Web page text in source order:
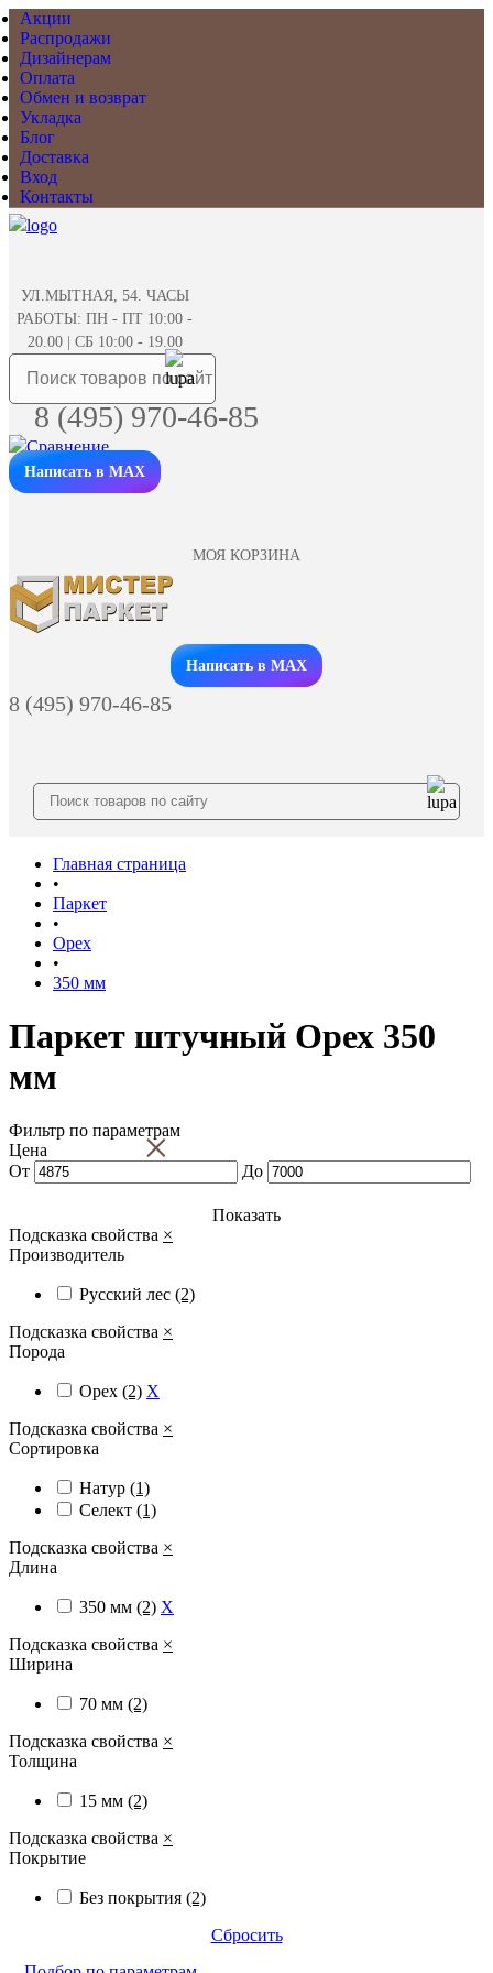
Акции
Распродажи
Дизайнерам
Оплата
Обмен и возврат
Укладка
Блог
Доставка
Вход
Контакты
УЛ.МЫТНАЯ, 54. ЧАСЫ
РАБОТЫ: ПН - ПТ 10:00 -
20.00 | СБ 10:00 - 19.00
8 (495) 970-46-85
Написать в MAX
МОЯ КОРЗИНА
Заказать звонок
Написать в MAX
8 (495) 970-46-85
Главная страница
•
Паркет
•
Орех
•
350 мм
Паркет штучный Орех 350
мм
Фильтр по параметрам
×
Цена
От
До
Показать
Подсказка свойства ×
Производитель
Русский лес (2)
Подсказка свойства ×
Порода
Орех (2) X
Подсказка свойства ×
Сортировка
Натур (1)
Селект (1)
Подсказка свойства ×
Длина
350 мм (2) X
Подсказка свойства ×
Ширина
70 мм (2)
Подсказка свойства ×
Толщина
15 мм (2)
Подсказка свойства ×
Покрытие
Без покрытия (2)
Сбросить